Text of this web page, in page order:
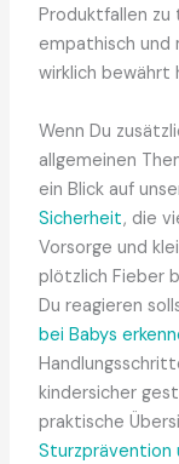
Produktfallen zu
empathisch und
wirklich bewährt
Wenn Du
allgemeinen
ein Blick auf
Sicherheit, die
Vorsorge und
plötzlich Fieber
Du reagieren
bei Babys
kindersicher
praktische
Sturzprävention